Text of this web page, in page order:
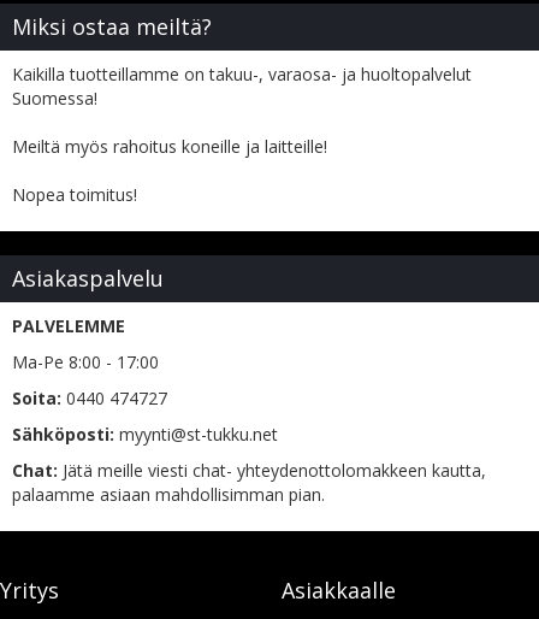
Miksi ostaa meiltä?
Kaikilla tuotteillamme on takuu-, varaosa- ja huoltopalvelut
Suomessa!
Meiltä myös rahoitus koneille ja laitteille!
Nopea toimitus!
Asiakaspalvelu
PALVELEMME
Ma-Pe 8:00 - 17:00
Soita: 0440 474727
Sähköposti: myynti@st-tukku.net
Chat: Jätä meille viesti chat- yhteydenottolomakkeen kautta,
palaamme asiaan mahdollisimman pian.
Yritys Asiakkaalle